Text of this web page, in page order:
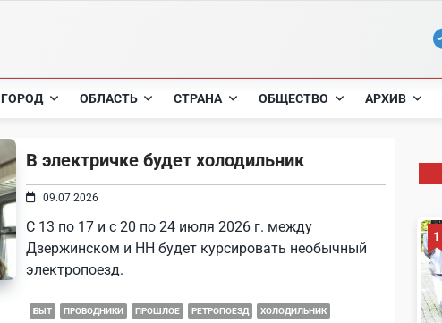
ГОРОД ОБЛАСТЬ СТРАНА ОБЩЕСТВО АРХИВ
В электричке будет холодильник
09.07.2026
С 13 по 17 и с 20 по 24 июля 2026 г. между
Дзержинском и НН будет курсировать необычный
электропоезд.
БЫТ ПРОВОДНИКИ ПРОШЛОЕ РЕТРОПОЕЗД ХОЛОДИЛЬНИК